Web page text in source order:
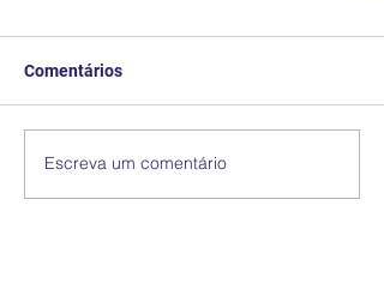
Comentários
Escreva um comentário